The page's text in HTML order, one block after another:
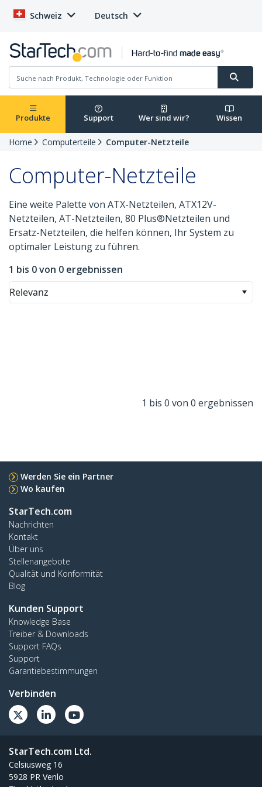
Schweiz Deutsch
Produkte Support Wer sind wir? Wissen
Home Computerteile Computer-Netzteile
Computer-Netzteile
Eine weite Palette von ATX-Netzteilen, ATX12V-
Netzteilen, AT-Netzteilen, 80 Plus®Netzteilen und
Ersatz-Netzteilen, die helfen können, Ihr System zu
optimaler Leistung zu führen.
1 bis 0 von 0 ergebnissen
Relevanz
1 bis 0 von 0 ergebnissen
Werden Sie ein Partner
Wo kaufen
StarTech.com
Nachrichten
Kontakt
Über uns
Stellenangebote
Qualität und Konformität
Blog
Kunden Support
Knowledge Base
Treiber & Downloads
Support FAQs
Support
Garantiebestimmungen
Verbinden
StarTech.com Ltd.
Celsiusweg 16
5928 PR Venlo